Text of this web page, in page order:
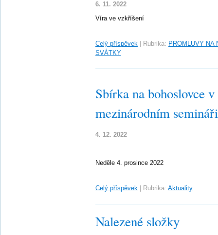
6. 11. 2022
Víra ve vzkříšení
Celý příspěvek Rubrika: PROMLUVY NA
SVÁTKY
Sbírka na bohoslovce
mezinárodním
4. 12. 2022
Neděle 4. prosince 2022
Celý příspěvek Rubrika: Aktuality
Nalezené složky